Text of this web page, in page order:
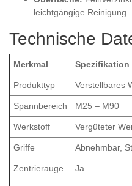
leichtgängige Reinigung
Technische
Merkmal Spezifikation
Produkttyp Verstellbares
Spannbereich M25 – M90
Werkstoff Vergüteter
Griffe Abnehmbar,
Zentrierauge Ja